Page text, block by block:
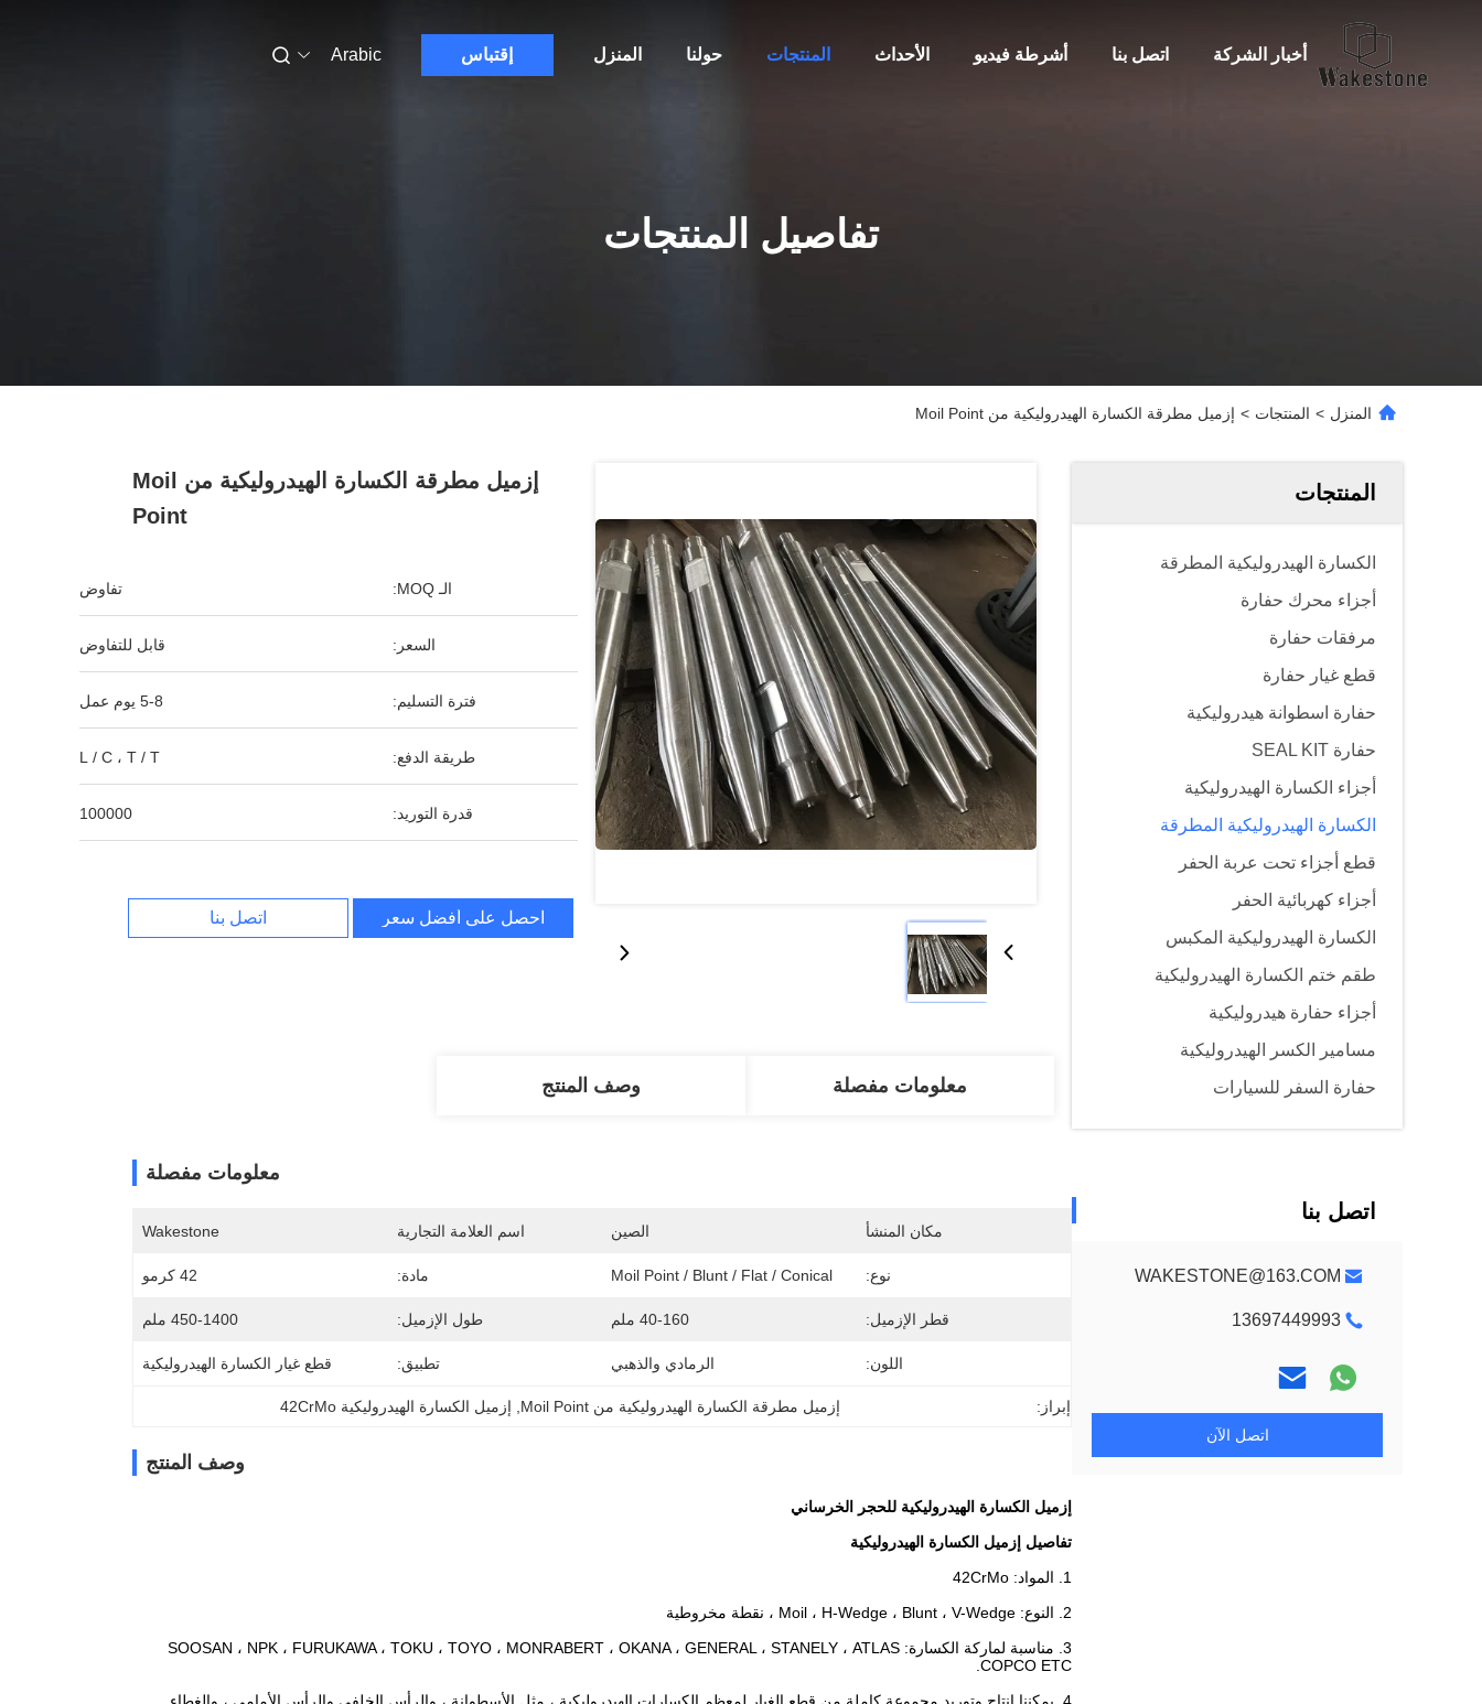
المنزل حولنا المنتجات الأحداث أشرطة فيديو اتصل بنا أخبار الشركة إقتباس Arabic
تفاصيل المنتجات
المنزل > المنتجات > إزميل مطرقة الكسارة الهيدروليكية من Moil Point
المنتجات
الكسارة الهيدروليكية المطرقة
أجزاء محرك حفارة
مرفقات حفارة
قطع غيار حفارة
حفارة اسطوانة هيدروليكية
حفارة SEAL KIT
أجزاء الكسارة الهيدروليكية
الكسارة الهيدروليكية المطرقة
قطع أجزاء تحت عربة الحفر
أجزاء كهربائية الحفر
الكسارة الهيدروليكية المكبس
طقم ختم الكسارة الهيدروليكية
أجزاء حفارة هيدروليكية
مسامير الكسر الهيدروليكية
حفارة السفر للسيارات
اتصل بنا
WAKESTONE@163.COM
13697449993
اتصل الآن
إزميل مطرقة الكسارة الهيدروليكية من Moil
Point
الـ MOQ: تفاوض
السعر: قابل للتفاوض
فترة التسليم: 5-8 يوم عمل
طريقة الدفع: L / C ، T / T
قدرة التوريد: 100000
احصل على أفضل سعر اتصل بنا
معلومات مفصلة وصف المنتج
معلومات مفصلة
مكان المنشأ الصين اسم العلامة التجارية Wakestone
نوع: Moil Point / Blunt / Flat / Conical مادة: 42 كرمو
قطر الإزميل: 40-160 ملم طول الإزميل: 450-1400 ملم
اللون: الرمادي والذهبي تطبيق: قطع غيار الكسارة الهيدروليكية
إبراز: إزميل مطرقة الكسارة الهيدروليكية من Moil Point إزميل الكسارة الهيدروليكية 42CrMo
وصف المنتج
إزميل الكسارة الهيدروليكية للحجر الخرساني
تفاصيل إزميل الكسارة الهيدروليكية
1. المواد: 42CrMo
2. النوع: Moil ، H-Wedge ، Blunt ، V-Wedge ، نقطة مخروطية
3. مناسبة لماركة الكسارة: SOOSAN ، NPK ، FURUKAWA ، TOKU ، TOYO ، MONRABERT ، OKANA ، GENERAL ، STANELY ، ATLAS
COPCO ETC.